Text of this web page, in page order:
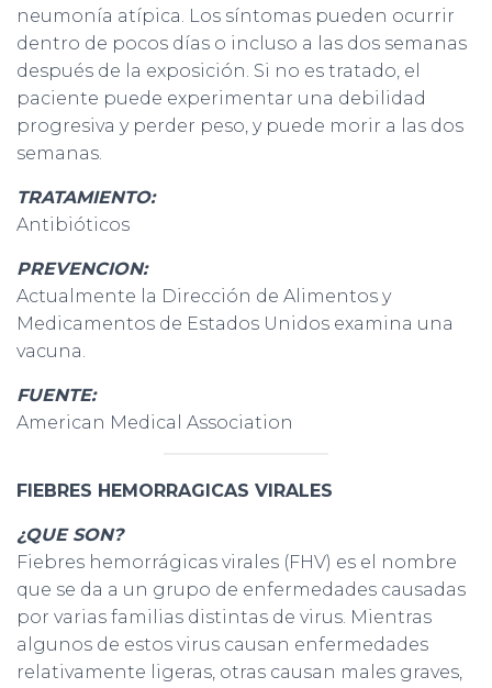
neumonía atípica. Los síntomas pueden ocurrir
dentro de pocos días o incluso a las dos semanas
después de la exposición. Si no es tratado, el
paciente puede experimentar una debilidad
progresiva y perder peso, y puede morir a las dos
semanas.
TRATAMIENTO:
Antibióticos
PREVENCION:
Actualmente la Dirección de Alimentos y
Medicamentos de Estados Unidos examina una
vacuna.
FUENTE:
American Medical Association
FIEBRES HEMORRAGICAS VIRALES
¿QUE SON?
Fiebres hemorrágicas virales (FHV) es el nombre
que se da a un grupo de enfermedades causadas
por varias familias distintas de virus. Mientras
algunos de estos virus causan enfermedades
relativamente ligeras, otras causan males graves,